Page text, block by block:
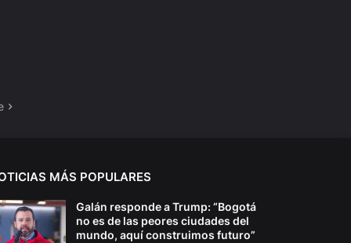
MÁS POPULARES
Galán responde a Trump: “Bogotá
no es de las peores ciudades del
mundo, aquí construimos futuro”